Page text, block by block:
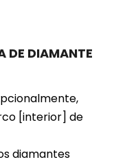
DE DIAMANTE
[interior] de
diamantes